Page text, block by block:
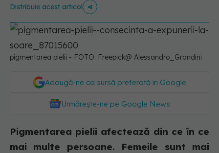
Distribuie acest articol
pigmentarea pielii - FOTO: Freepick@ Alessandro_Grandini
Adaugă-ne ca sursă preferată în Google
Urmărește-ne pe Google News
Pigmentarea pielii afectează din ce în ce
mai multe persoane. Femeile sunt mai